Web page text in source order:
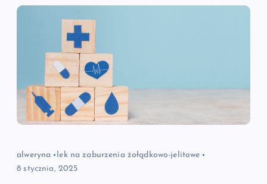
alweryna
lek na zaburzenia żołądkowo-jelitowe
8 stycznia, 2025